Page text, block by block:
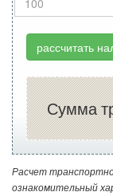
рассчитать
Сумма
Расчет
ознакомительный